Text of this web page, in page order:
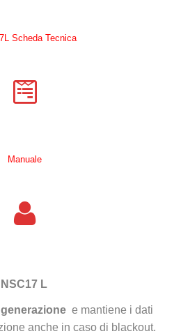
Scheda Tecnica
Manuale
L
e mantiene i dati
anche in caso di blackout.